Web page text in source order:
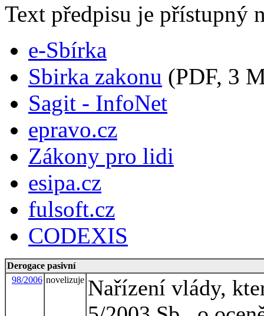
Text předpisu je přístupný
e-Sbírka
Sbirka zakonu (PDF, 3
Sagit - InfoNet
epravo.cz
Zákony pro lidi
esipa.cz
fulsoft.cz
CODEXIS
Derogace pasivní
98/2006 novelizuje Nařízení vlády,